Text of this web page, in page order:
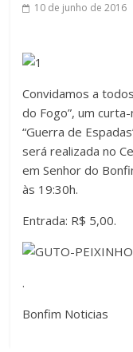
10 de junho de 2016
Convidamos a
do Fogo”, um
“Guerra de
será realizada no
em Senhor do
às 19:30h.
Entrada: R$ 5,00.
.
Bonfim Noticias